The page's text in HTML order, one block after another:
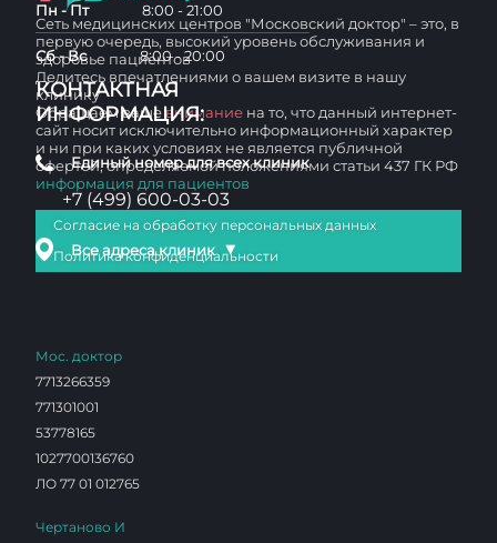
Пн - Пт 8:00 - 21:00
Сб - Вс 8:00 - 20:00
КОНТАКТНАЯ
ИНФОРМАЦИЯ:
Единый номер для всех клиник
+7 (499) 600-03-03
Все адреса клиник ▼
Сеть медицинских центров "Московский доктор" – это, в
первую очередь, высокий уровень обслуживания и
здоровье пациентов
Делитесь впечатлениями о вашем визите в нашу
клинику
Обращаем вашевнимание на то, что данный интернет-
сайт носит исключительно информационный характер
и ни при каких условиях не является публичной
офертой, определяемой положениями статьи 437 ГК РФ
информация для пациентов
Согласие на обработку персональных данных
Политика конфиденциальности
Мос. доктор
7713266359
771301001
53778165
1027700136760
ЛО 77 01 012765
Чертаново И